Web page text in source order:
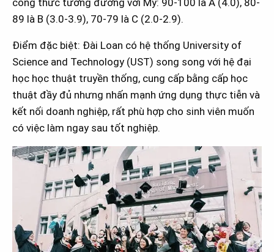
công thức tương đương với Mỹ: 90-100 là A (4.0), 80-
89 là B (3.0-3.9), 70-79 là C (2.0-2.9).
Điểm đặc biệt: Đài Loan có hệ thống University of
Science and Technology (UST) song song với hệ đại
học học thuật truyền thống, cung cấp bằng cấp học
thuật đầy đủ nhưng nhấn mạnh ứng dụng thực tiễn và
kết nối doanh nghiệp, rất phù hợp cho sinh viên muốn
có việc làm ngay sau tốt nghiệp.